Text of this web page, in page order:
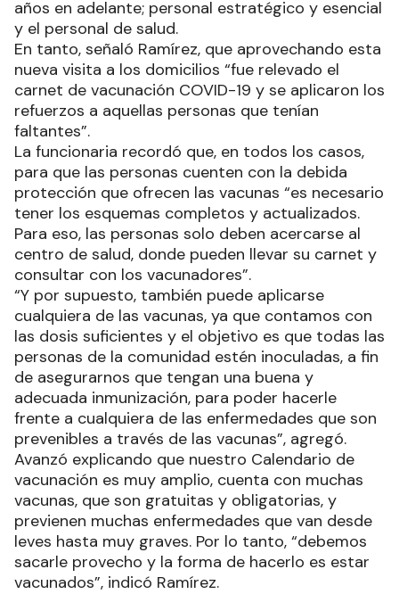
años en adelante; personal estratégico y esencial
y el personal de salud.
En tanto, señaló Ramírez, que aprovechando esta
nueva visita a los domicilios “fue relevado el
carnet de vacunación COVID-19 y se aplicaron los
refuerzos a aquellas personas que tenían
faltantes”.
La funcionaria recordó que, en todos los casos,
para que las personas cuenten con la debida
protección que ofrecen las vacunas “es necesario
tener los esquemas completos y actualizados.
Para eso, las personas solo deben acercarse al
centro de salud, donde pueden llevar su carnet y
consultar con los vacunadores”.
“Y por supuesto, también puede aplicarse
cualquiera de las vacunas, ya que contamos con
las dosis suficientes y el objetivo es que todas las
personas de la comunidad estén inoculadas, a fin
de asegurarnos que tengan una buena y
adecuada inmunización, para poder hacerle
frente a cualquiera de las enfermedades que son
prevenibles a través de las vacunas”, agregó.
Avanzó explicando que nuestro Calendario de
vacunación es muy amplio, cuenta con muchas
vacunas, que son gratuitas y obligatorias, y
previenen muchas enfermedades que van desde
leves hasta muy graves. Por lo tanto, “debemos
sacarle provecho y la forma de hacerlo es estar
vacunados”, indicó Ramírez.